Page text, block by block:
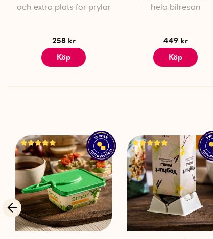
och extra plats för prylar
258 kr
Köp
hela bilresan
449 kr
Köp